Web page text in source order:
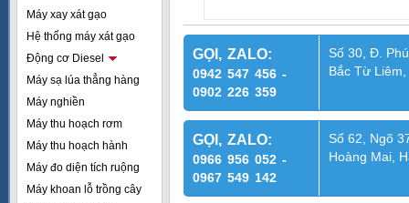
Máy xay xát gạo
Hệ thống máy xát gạo
Động cơ Diesel
Máy sạ lúa thẳng hàng
Máy nghiền
Máy thu hoạch rơm
Máy thu hoạch hành
Máy đo diện tích ruộng
Máy khoan lỗ trồng cây
GỌI, ZALO:
0942 547 456 -
0902 226 359
Số 30, Đ.
Bắc Từ
GỌI, ZALO:
0966 956 052 -
0967 549 142
Số 62, Ngõ
Hoàng Mai,